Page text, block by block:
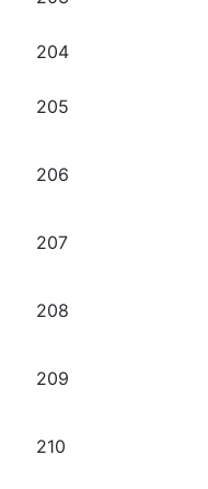
204
205
206
207
208
209
210